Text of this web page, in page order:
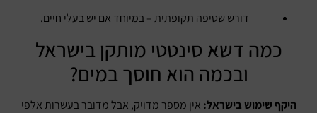
דורש שטיפה תקופתית – במיוחד אם יש בעלי חיים.
כמה דשא סינטטי מותקן בישראל
ובכמה הוא חוסך במים?
היקף שימוש בישראל:אין מספר מדויק, אבל מדובר בעשרות אלפי